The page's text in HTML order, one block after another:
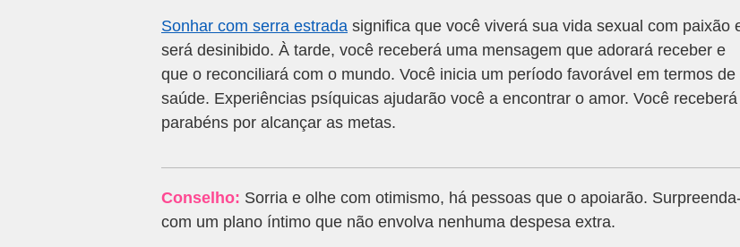
Sonhar com serra estrada significa que você viverá sua vida sexual com paixão
será desinibido. À tarde, você receberá uma mensagem que adorará receber e
que o reconciliará com o mundo. Você inicia um período favorável em termos de
saúde. Experiências psíquicas ajudarão você a encontrar o amor. Você receberá
parabéns por alcançar as metas.
Conselho: Sorria e olhe com otimismo, há pessoas que o apoiarão.
com um plano íntimo que não envolva nenhuma despesa extra.